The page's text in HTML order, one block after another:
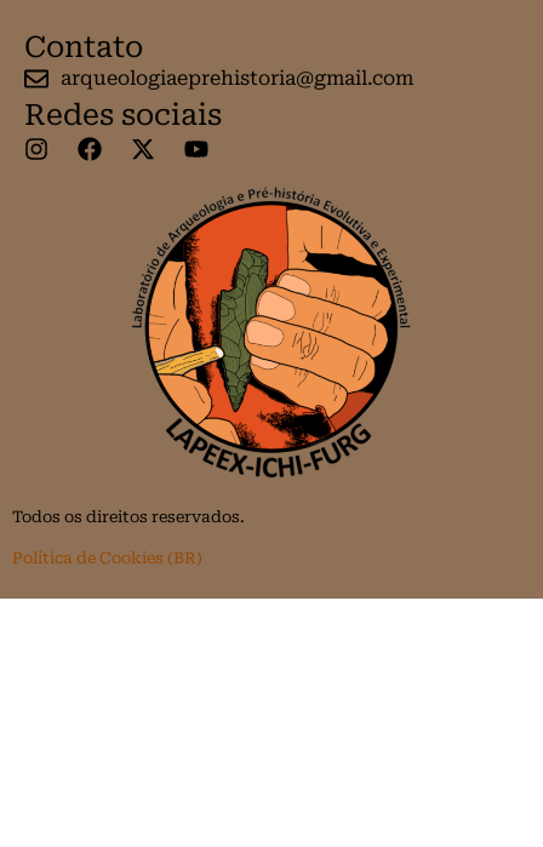
Contato
arqueologiaeprehistoria@gmail.com
Redes sociais
Todos os direitos reservados.
Política de Cookies (BR)